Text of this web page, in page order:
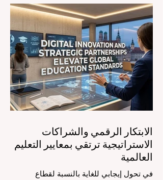
مشهد #التعليم_العالمي تحولاً جذرياً وتاريخياً.
في الرابع من أغسطس 2026، توافد خبراء
دوليون وصناع قرار ومبتكرون في مجال
#تكنولوجيا_التعليم إلى مركز المؤتمرات في
دافوس لمناقشة التحديات والفرص الأكثر
إلحاحاً في قطاع التعلم. أثبت هذا الحدث
البارز، الذي عُقد في لحظة حاسمة، أن إعطاء
الأولوية لرفع #جودة_التعليم هو المحفز
الأساسي وال
الابتكار الرقمي والشراكات
الاستراتيجية ترتقي بمعايير التعليم
العالمية
في تحول إيجابي للغاية بالنسبة لقطاع